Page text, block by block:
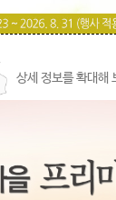
상세 정보를 확대해